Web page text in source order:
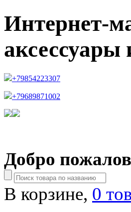
Интернет-
аксессуары
+79854223307
+79689871002
Добро
В корзине, 0